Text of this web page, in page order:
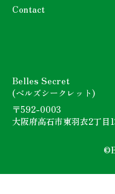
Contact
Belles Secret
(ベルズシークレット)
〒592-0003
大阪府高石市東羽衣2丁